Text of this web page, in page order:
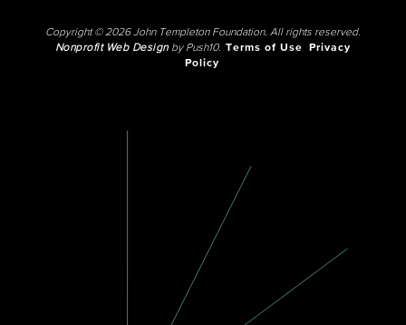
Copyright © 2026 John Templeton Foundation. All rights reserved.
Nonprofit Web Designby Push10. Terms of Use
Privacy
Policy